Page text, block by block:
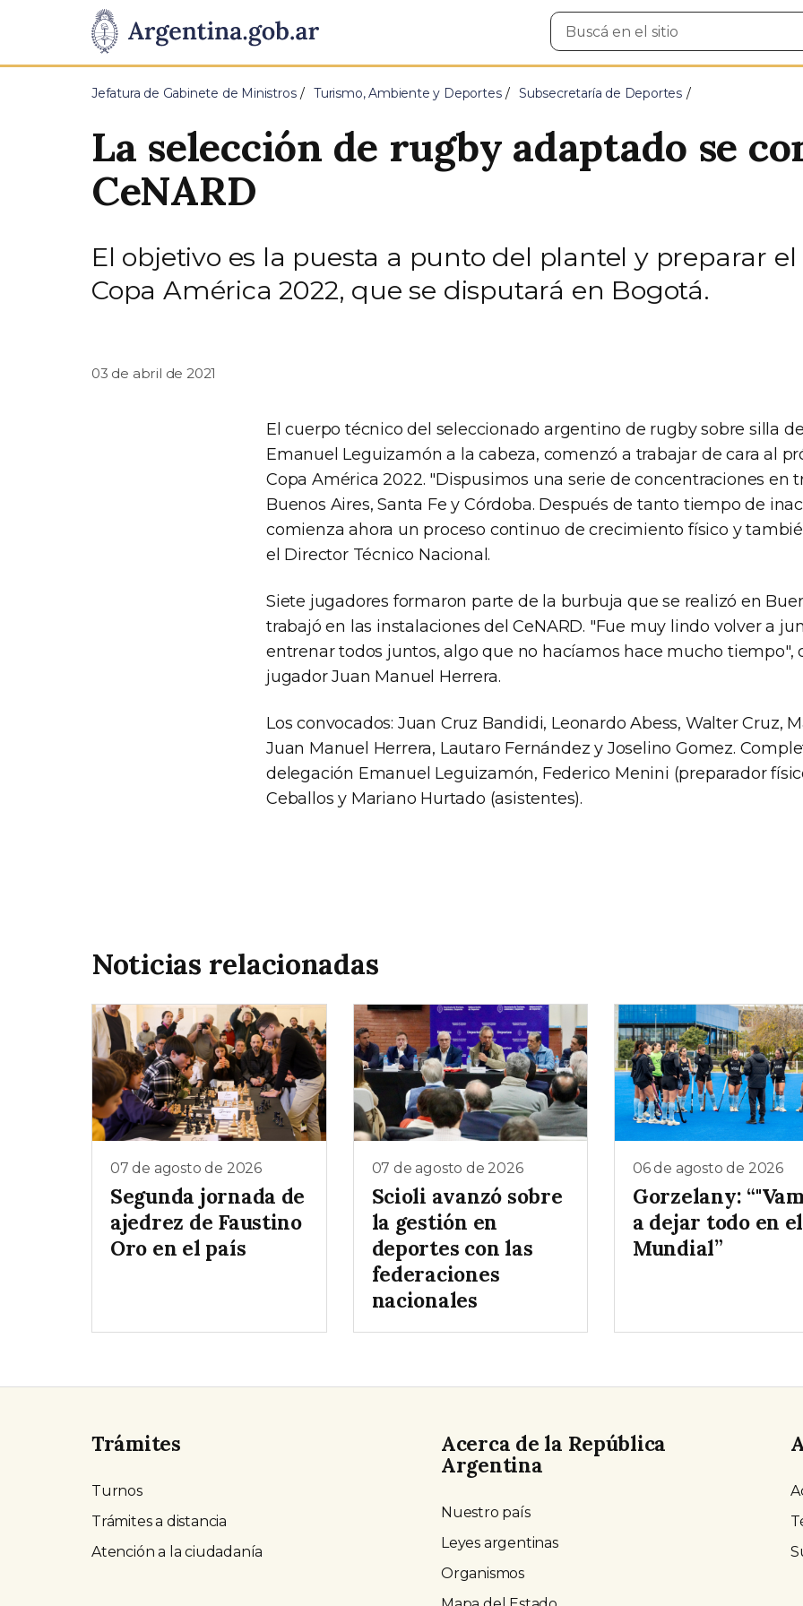
Presidencia
de
Pasar al contenido principal
Buscar
en
Jefatura de Gabinete de Ministros Turismo, Ambiente y Deportes Subsecretaría de Deportes
La selección de rugby adaptado se
CeNARD
El objetivo es la puesta a punto del plantel y preparar
Copa América 2022, que se disputará en Bogotá.
03 de abril de 2021
El cuerpo técnico del seleccionado argentino de rugby sobre silla
Emanuel Leguizamón a la cabeza, comenzó a trabajar de cara al
Copa América 2022. "Dispusimos una serie de concentraciones en
Buenos Aires, Santa Fe y Córdoba. Después de tanto tiempo de
comienza ahora un proceso continuo de crecimiento físico y
el Director Técnico Nacional.
Siete jugadores formaron parte de la burbuja que se realizó en
trabajó en las instalaciones del CeNARD. "Fue muy lindo volver a
entrenar todos juntos, algo que no hacíamos hace mucho tiempo",
jugador Juan Manuel Herrera.
Los convocados: Juan Cruz Bandidi, Leonardo Abess, Walter Cruz,
Juan Manuel Herrera, Lautaro Fernández y Joselino Gomez.
delegación Emanuel Leguizamón, Federico Menini (preparador
Ceballos y Mariano Hurtado (asistentes).
Noticias relacionadas
07 de agosto de 2026
Segunda jornada de
ajedrez de Faustino
Oro en el país
07 de agosto de 2026
Scioli avanzó sobre
la gestión en
deportes con las
federaciones
nacionales
06 de agosto de 2026
Gorzelany:
a dejar todo en el
Mundial”
Trámites
Turnos
Trámites a distancia
Atención a la ciudadanía
Acerca de la República
Argentina
Nuestro país
Leyes argentinas
Organismos